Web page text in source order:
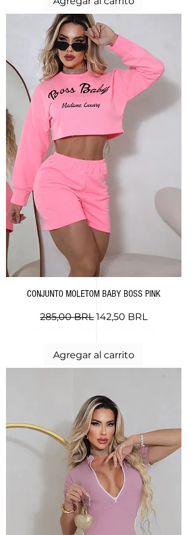
CONJUNTO MOLETOM BABY BOSS PINK
Precio
285,00 BRL Precio de oferta
142,50 BRL
Agregar al carrito